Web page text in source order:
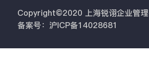
Copyright©2020 上海锐诩企业管
备案号：沪ICP备14028681